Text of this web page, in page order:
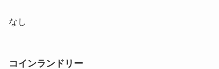
なし
コインランドリー